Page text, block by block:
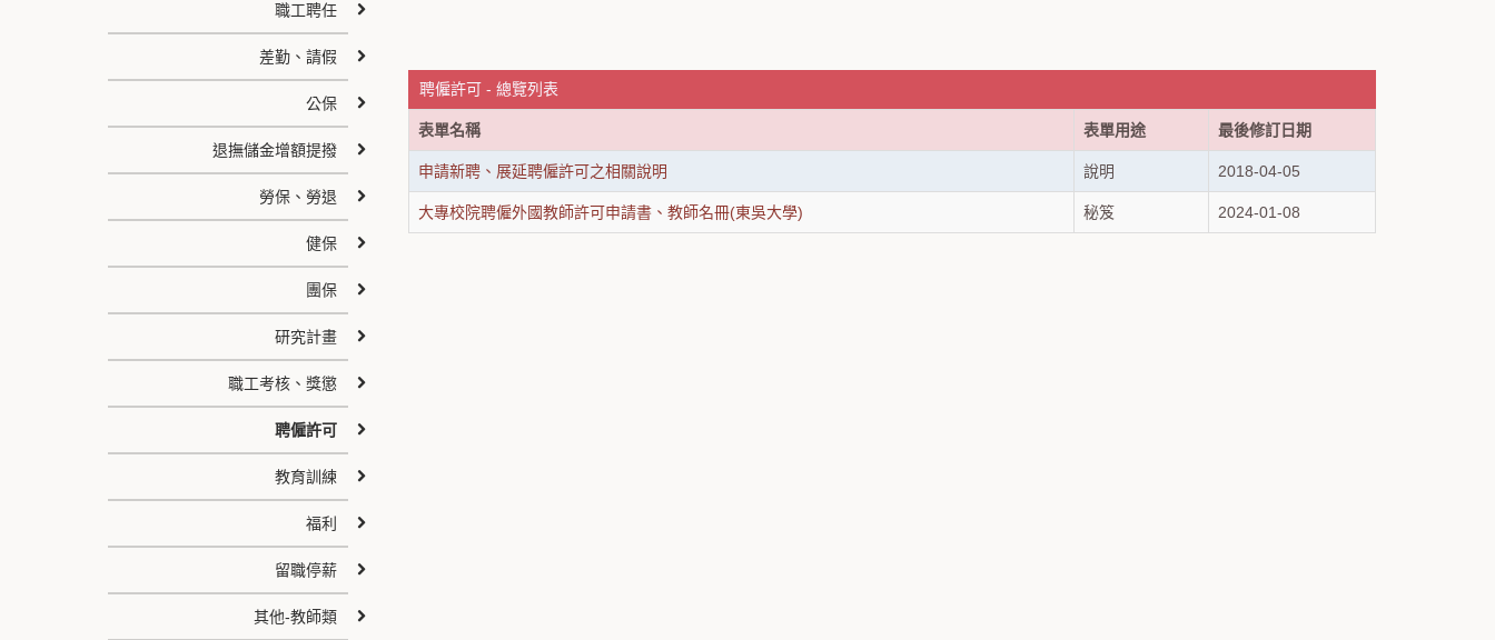
聘僱許可 - 總覽列表
表單名稱 表單用途 最後修訂日期
申請新聘、展延聘僱許可之相關說明 說明 2018-04-05
大專校院聘僱外國教師許可申請書、教師名冊(東吳大學) 秘笈 2024-01-08
職工聘任
差勤、請假
公保
退撫儲金增額提撥
勞保、勞退
健保
團保
研究計畫
職工考核、獎懲
聘僱許可
教育訓練
福利
留職停薪
其他-教師類